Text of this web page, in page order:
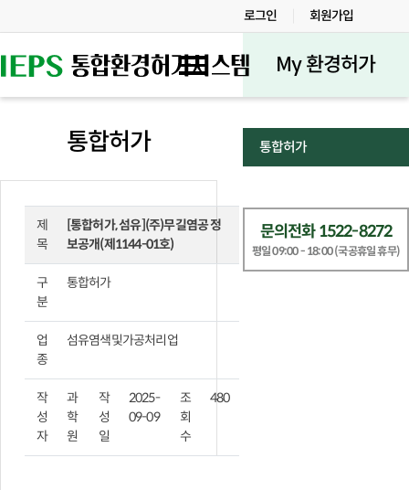
로그인 회원가입
My 환경허가
통합허가
제
목
[통합허가, 섬유](주)무길염공 정
보공개(제1144-01호)
구
분
통합허가
업
종
섬유염색및가공처리업
작
성
자
과
학
원
작
성
일
2025-
09-09
조
회
수
480
통합허가
문의전화 1522-8272
평일 09:00 - 18:00 (국공휴일 휴무)